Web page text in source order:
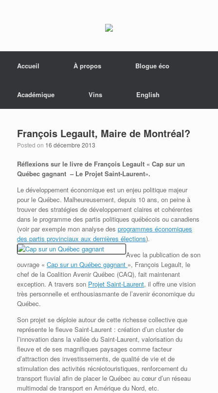
Accueil
À propos Blogue éco
Académique Vins English
François Legault, Maire de Montréal?
Posted on 16 décembre 2013
Réflexions sur le livre de François Legault « Cap sur un
Québec gagnant – Le Projet Saint-Laurent».
Le développement économique est un enjeu politique majeur
pour le Québec. Malheureusement, depuis 10 ans, on peine à
trouver des stratégies de développement claires et cohérentes
dans le programme des partis politiques québécois ou canadiens
(voir par exemple mon analyse des programmes économiques
des partis provinciaux aux dernières élections).
Avec la publication de son
ouvrage « Cap sur un Québec gagnant », François Legault, le
chef de la Coalition Avenir Québec (CAQ), fait maintenant
exception. A travers son Projet Saint-Laurent, il offre une vision
très personnelle et enthousiasmante de l’avenir économique du
Québec.
Son projet se déploie autour de cette richesse collective que
représente le fleuve Saint-Laurent : création d’un cluster de
l’innovation dans la vallée du Saint-Laurent, valorisation du
fleuve et de ses magnifiques paysages comme facteur
d’attraction des investissements, de qualité de vie et de
stimulation des activités récréotouristiques, renforcement du
transport fluvial afin de placer le Québec au cœur d’un réseau
multimodal de transport en Amérique du Nord, etc.